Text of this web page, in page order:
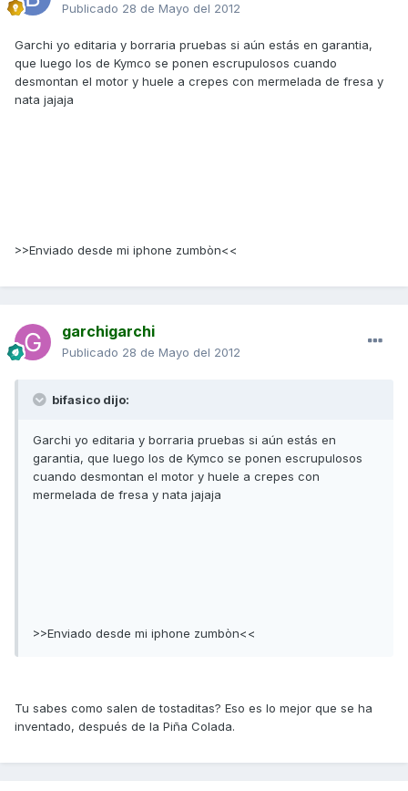
Publicado 28 de Mayo del 2012
Garchi yo editaria y borraria pruebas si aún estás en garantia,
que luego los de Kymco se ponen escrupulosos cuando
desmontan el motor y huele a crepes con mermelada de fresa y
nata jajaja
>>Enviado desde mi iphone zumbòn<<
garchigarchi
Publicado 28 de Mayo del 2012
bifasico dijo:
Garchi yo editaria y borraria pruebas si aún estás en
garantia, que luego los de Kymco se ponen escrupulosos
cuando desmontan el motor y huele a crepes con
mermelada de fresa y nata jajaja
>>Enviado desde mi iphone zumbòn<<
Tu sabes como salen de tostaditas? Eso es lo mejor que se ha
inventado, después de la Piña Colada.